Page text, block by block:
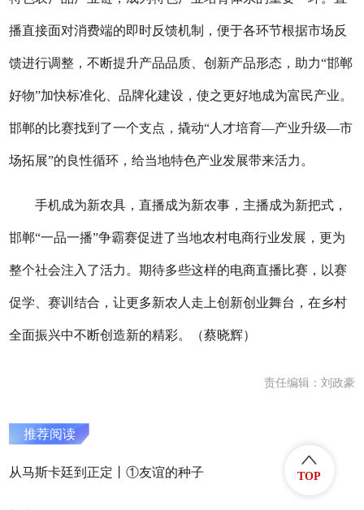
播直接面对消费端的即时反馈机制，便于各环节根据市场反
馈进行调整，不断提升产品品质、创新产品形态，助力“邯郸
好物”加快标准化、品牌化建设，使之更好地成为富民产业。
邯郸的比赛找到了一个支点，撬动“人才培育—产业升级—市
场拓展”的良性循环，给当地特色产业发展带来活力。
手机成为新农具，直播成为新农事，主播成为新把式，
邯郸“一品一播”争霸赛促进了当地农村电商行业发展，更为
整个社会注入了活力。期待多些这样的电商直播比赛，以赛
促学、赛训结合，让更多新农人走上创新创业舞台，在乡村
全面振兴中不断创造新的精彩。（蔡晓辉）
责任编辑：刘政豪
推荐阅读
从马斯卡廷到正定丨①友谊的种子 TOP